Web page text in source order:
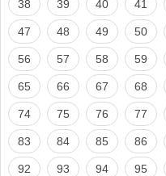
38 39 40 41
47 48 49 50
56 57 58 59
65 66 67 68
74 75 76 77
83 84 85 86
92 93 94 95